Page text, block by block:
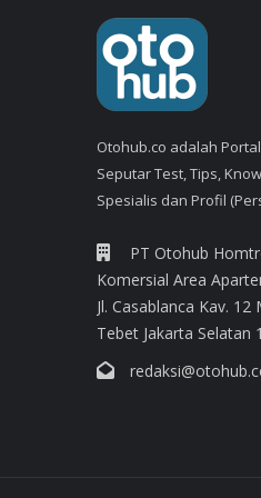
Otohub.co adalah
Seputar Test, Tips,
Spesialis dan Profil
PT Otohub
Komersial Area
Jl. Casablanca Kav.
Tebet Jakarta Selatan